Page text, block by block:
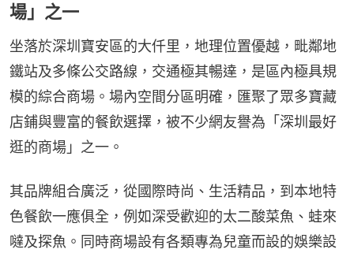
場」之一
坐落於深圳寶安區的大仟里，地理位置優越，毗鄰地
鐵站及多條公交路線，交通極其暢達，是區內極具規
模的綜合商場。場內空間分區明確，匯聚了眾多寶藏
店鋪與豐富的餐飲選擇，被不少網友譽為「深圳最好
逛的商場」之一。
其品牌組合廣泛，從國際時尚、生活精品，到本地特
色餐飲一應俱全，例如深受歡迎的太二酸菜魚、蛙來
噠及探魚。同時商場設有各類專為兒童而設的娛樂設